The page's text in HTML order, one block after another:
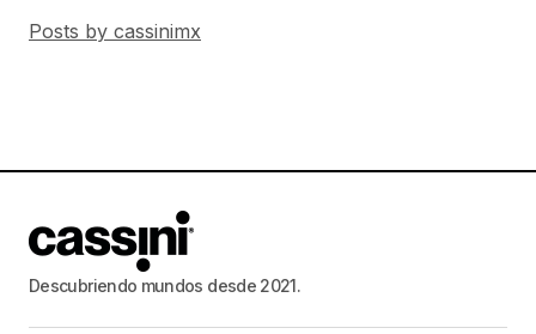
Posts by cassinimx
Descubriendo mundos desde 2021.